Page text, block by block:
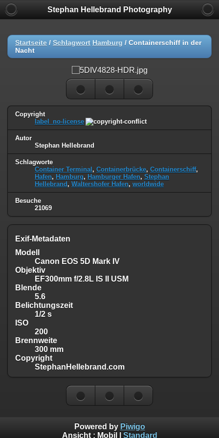
Stephan Hellebrand Photography
Startseite / Schlagwort Hamburg / Containerschiff in der
Nacht
Copyright
label_no-license
Autor
Stephan Hellebrand
Schlagworte
Container Terminal , Containerbrücke, Containerschiff,
Hafen, Hamburg, Hamburger Hafen, Stephan
Hellebrand , Waltershofer Hafen, worldwide
Besuche
21069
Exif-Metadaten
Modell
Canon EOS 5D Mark IV
Objektiv
EF300mm f/2.8L IS II USM
Blende
5.6
Belichtungszeit
1/2 s
ISO
200
Brennweite
300 mm
Copyright
StephanHellebrand.com
Powered by Piwigo
Ansicht : Mobil Standard